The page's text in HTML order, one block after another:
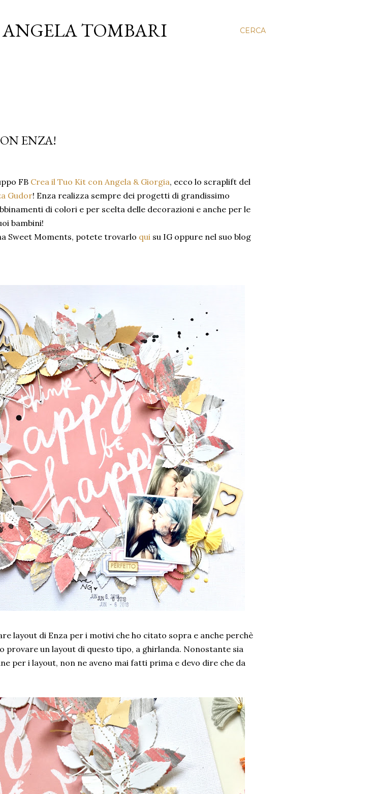
CERCA
TOMBARI
ENZA!
FB Crea il Tuo Kit con Angela & Giorgia, ecco lo scraplift del
Gudor! Enza realizza sempre dei progetti di grandissimo
di colori e per scelta delle decorazioni e anche per le
bambini!
Sweet Moments, potete trovarlo qui su IG oppure nel suo blog
layout di Enza per i motivi che ho citato sopra e anche perchè
provare un layout di questo tipo, a ghirlanda. Nonostante sia
per i layout, non ne aveno mai fatti prima e devo dire che da